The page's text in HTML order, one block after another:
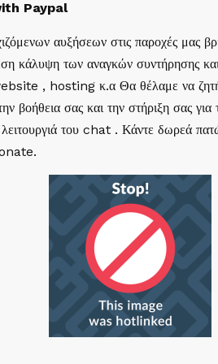
Paypal
αυξήσεων στις παροχές μας
κάλυψη των αναγκών συντήρησης και
, hosting κ.α Θα θέλαμε να
βοήθεια σας και την στήριξη σας για
λειτουργιά του chat . Κάντε δωρεά